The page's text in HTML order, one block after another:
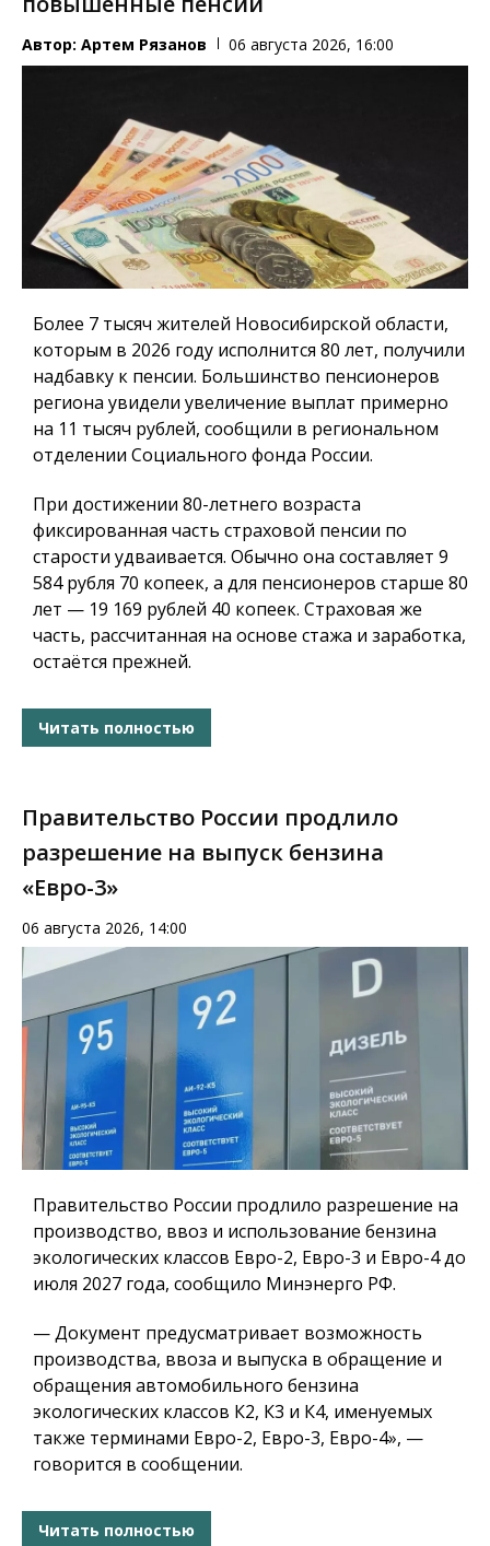
Автор: Артем Рязанов 06 августа 2026, 16:00
Более 7 тысяч жителей Новосибирской области,
которым в 2026 году исполнится 80 лет, получили
надбавку к пенсии. Большинство пенсионеров
региона увидели увеличение выплат примерно
на 11 тысяч рублей, сообщили в региональном
отделении Социального фонда России.
При достижении 80-летнего возраста
фиксированная часть страховой пенсии по
старости удваивается. Обычно она составляет 9
584 рубля 70 копеек, а для пенсионеров старше 80
лет — 19 169 рублей 40 копеек. Страховая же
часть, рассчитанная на основе стажа и заработка,
остаётся прежней.
Читать полностью
Правительство России продлило
разрешение на выпуск бензина
«Евро-3»
06 августа 2026, 14:00
Правительство России продлило разрешение на
производство, ввоз и использование бензина
экологических классов Евро-2, Евро-3 и Евро-4 до
июля 2027 года, сообщило Минэнерго РФ.
— Документ предусматривает возможность
производства, ввоза и выпуска в обращение и
обращения автомобильного бензина
экологических классов К2, К3 и К4, именуемых
также терминами Евро-2, Евро-3, Евро-4», —
говорится в сообщении.
Читать полностью